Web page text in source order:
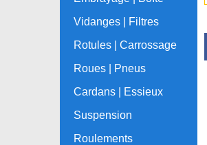
Vidanges | Filtres
Rotules | Carrossage
Roues | Pneus
Cardans | Essieux
Suspension
Roulements